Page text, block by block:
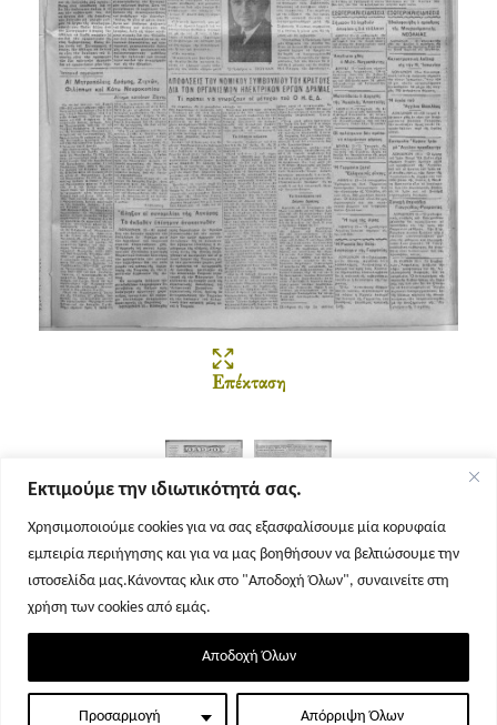
Εκτιμούμε την ιδιωτικότητά σας.
Χρησιμοποιούμε cookies για να σας εξασφαλίσουμε μία κορυφαία
εμπειρία περιήγησης και για να μας βοηθήσουν να βελτιώσουμε την
ιστοσελίδα μας.Κάνοντας κλικ στο "Αποδοχή Όλων", συναινείτε στη
χρήση των cookies από εμάς.
Προσαρμογή Απόρριψη Όλων
Αποδοχή Όλων
Επέκταση
Σελίδα 1 Σελίδα 2